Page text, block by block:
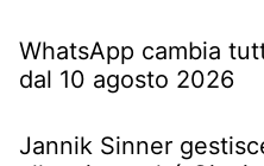
WhatsApp cambia
dal 10 agosto 2026
Jannik Sinner